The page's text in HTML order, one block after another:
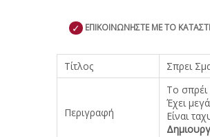
✓ ΕΠΙΚΟΙΝΩΝΗΣΤΕ ΜΕ ΤΟ
Τίτλος Σπρει
Περιγραφή
To
Έχει
Είναι